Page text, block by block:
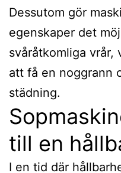
Dessutom gör
egenskaper det
svåråtkomliga vrår,
att få en noggrann
städning.
till en
I en tid där